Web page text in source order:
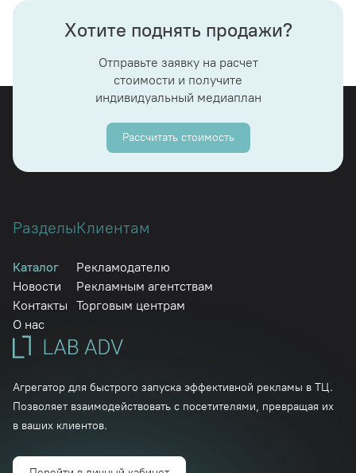
Хотите поднять продажи?
Отправьте заявку на расчет
стоимости и получите
индивидуальный медиаплан
Рассчитать стоимость
Агрегатор для быстрого запуска эффективной рекламы в ТЦ.
Позволяет взаимодействовать с посетителями, превращая их
в ваших клиентов.
Разделы
Каталог
Новости
Контакты
О нас
Клиентам
Рекламодателю
Рекламным агентствам
Торговым центрам